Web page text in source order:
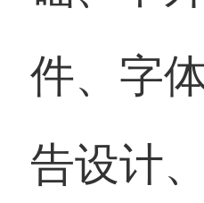
础、中
件、字